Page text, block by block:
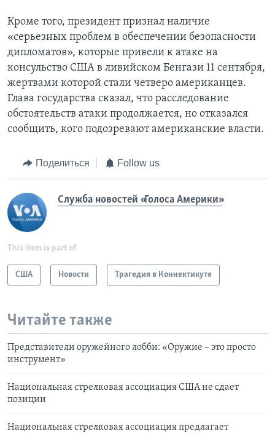
Кроме того, президент признал наличие
«серьезных проблем в обеспечении безопасности
дипломатов», которые привели к атаке на
консульство США в ливийском Бенгази 11 сентября,
жертвами которой стали четверо американцев.
Глава государства сказал, что расследование
обстоятельств атаки продолжается, но отказался
сообщить, кого подозревают американские власти.
Поделиться Follow us
Служба новостей «Голоса Америки»
This item is part of
США Новости Трагедия в Коннектикуте
Читайте также
Представители оружейного лобби: «Оружие – это просто
инструмент»
Национальная стрелковая ассоциация США не сдает
позиции
Национальная стрелковая ассоциация предлагает